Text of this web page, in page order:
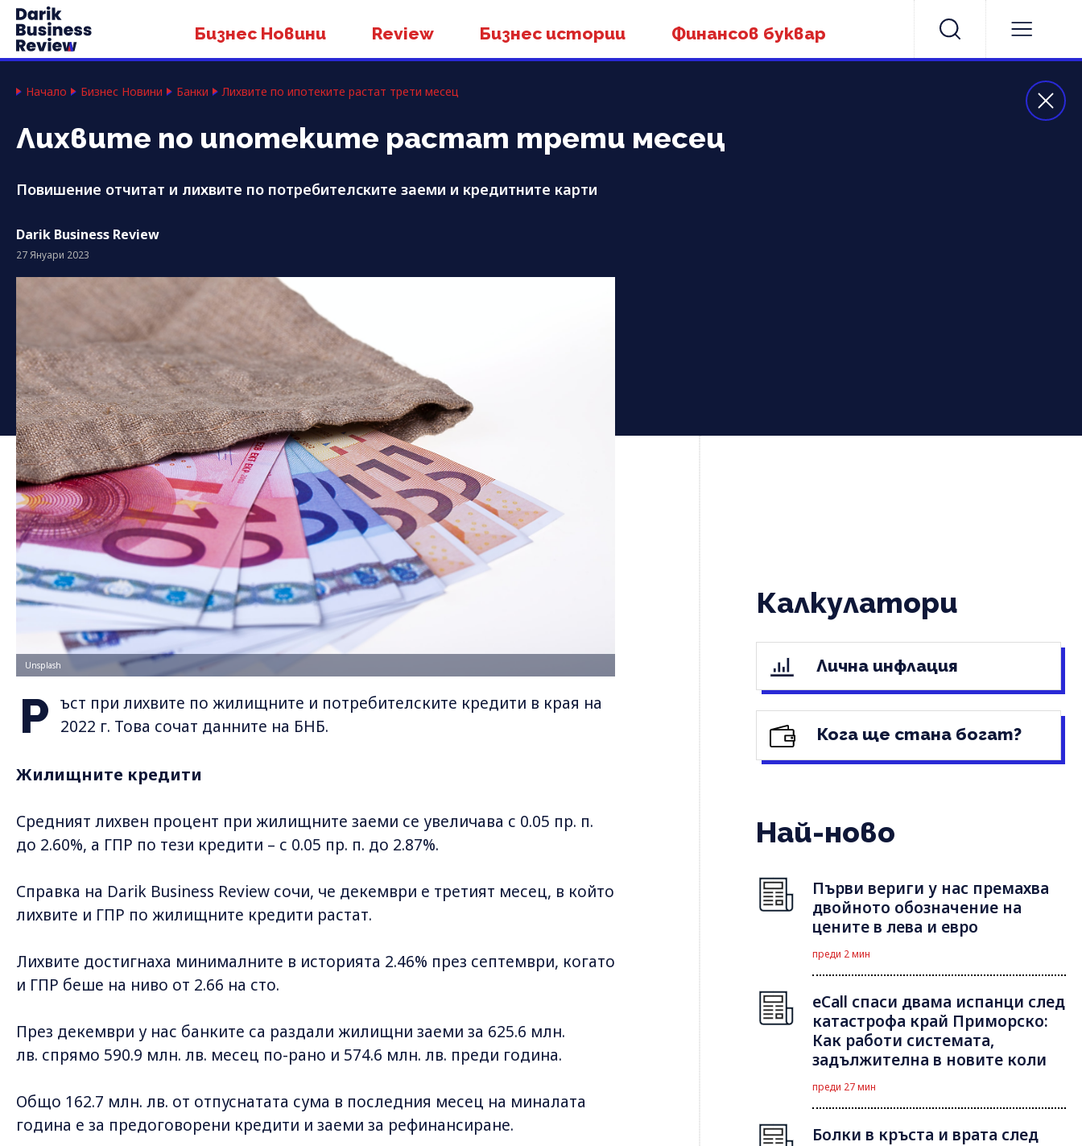
Бизнес Новини Review Бизнес истории Финансов буквар
Начало Бизнес Новини Банки Лихвите по ипотеките растат трети месец
Лихвите по ипотеките растат трети месец
Повишение отчитат и лихвите по потребителските заеми и кредитните карти
Darik Business Review
27 Януари 2023
Unsplash
Р ъст при лихвите по жилищните и потребителските кредити в края на
2022 г. Това сочат данните на БНБ.
Жилищните кредити
Средният лихвен процент при жилищните заеми се увеличава с 0.05 пр. п.
до 2.60%, а ГПР по тези кредити – с 0.05 пр. п. до 2.87%.
Справка на Darik Business Review сочи, че декември е третият месец, в който
лихвите и ГПР по жилищните кредити растат.
Лихвите достигнаха минималните в историята 2.46% през септември, когато
и ГПР беше на ниво от 2.66 на сто.
През декември у нас банките са раздали жилищни заеми за 625.6 млн.
лв. спрямо 590.9 млн. лв. месец по-рано и 574.6 млн. лв. преди година.
Общо 162.7 млн. лв. от отпуснатата сума в последния месец на миналата
година е за предоговорени кредити и заеми за рефинансиране.
Калкулатори
Лична инфлация
Кога ще стана богат?
Най-ново
Първи вериги у нас премахва
двойното обозначение на
цените в лева и евро
преди 2 мин
eCall спаси двама испанци след
катастрофа край Приморско:
Как работи системата,
задължителна в новите коли
преди 27 мин
Болки в кръста и врата след